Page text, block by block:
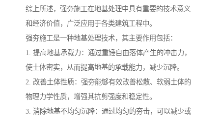
综上所述，强夯施工在地基处理中具有重要的技术意义
和经济价值，广泛应用于各类建筑工程中。
强夯施工是一种地基处理技术，其主要作用包括：
1. 提高地基承载力：通过重锤自由落体产生的冲击力，
使土体密实，从而提高地基的承载能力，减少沉降。
2. 改善土体性质：强夯能够有效改善松散、软弱土体的
物理力学性质，增强其抗剪强度和稳定性。
3. 消除地基不均匀沉降：通过均匀的夯击，可以减少或